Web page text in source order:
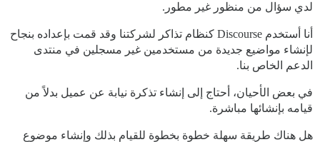
لدي سؤال من منظور غير مطور.
أنا أستخدم Discourse كنظام تذاكر لشركتنا وقد قمت بإعداده بنجاح
لإنشاء مواضيع جديدة من مستخدمين غير مسجلين في منتدى
الدعم الخاص بنا.
في بعض الأحيان، أحتاج إلى إنشاء تذكرة نيابة عن عميل بدلاً من
قيامه بإنشائها مباشرة.
هل هناك طريقة سهلة خطوة بخطوة للقيام بذلك وإنشاء موضوع